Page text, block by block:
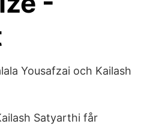
Yousafzai och Kailash
Satyarthi får